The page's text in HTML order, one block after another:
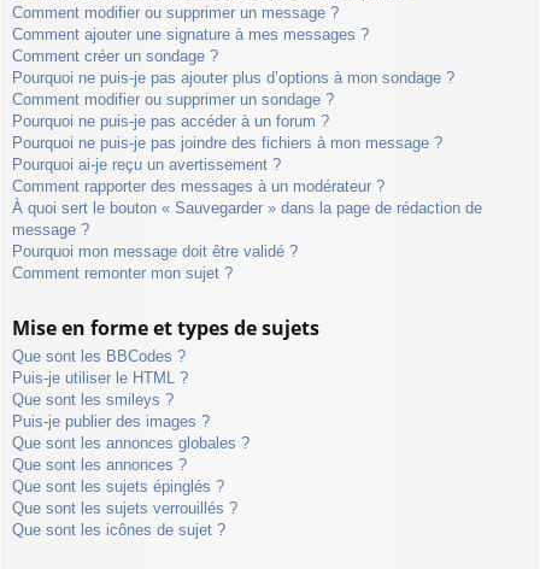
Comment modifier ou supprimer un message ?
Comment ajouter une signature à mes messages ?
Comment créer un sondage ?
Pourquoi ne puis-je pas ajouter plus d’options à mon sondage ?
Comment modifier ou supprimer un sondage ?
Pourquoi ne puis-je pas accéder à un forum ?
Pourquoi ne puis-je pas joindre des fichiers à mon message ?
Pourquoi ai-je reçu un avertissement ?
Comment rapporter des messages à un modérateur ?
À quoi sert le bouton « Sauvegarder » dans la page de rédaction de
message ?
Pourquoi mon message doit être validé ?
Comment remonter mon sujet ?
Mise en forme et types de sujets
Que sont les BBCodes ?
Puis-je utiliser le HTML ?
Que sont les smileys ?
Puis-je publier des images ?
Que sont les annonces globales ?
Que sont les annonces ?
Que sont les sujets épinglés ?
Que sont les sujets verrouillés ?
Que sont les icônes de sujet ?